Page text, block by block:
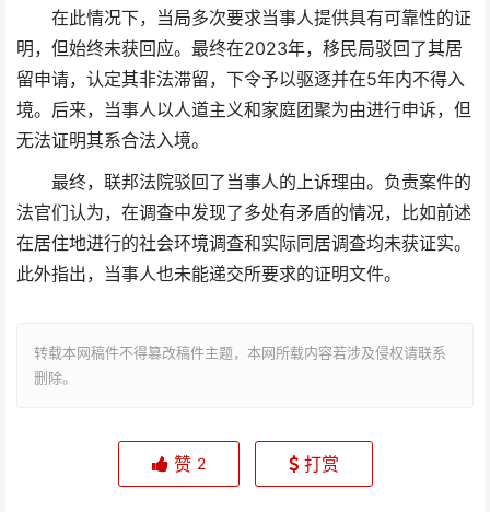
在此情况下，当局多次要求当事人提供具有可靠性的证
明，但始终未获回应。最终在2023年，移民局驳回了其居
留申请，认定其非法滞留，下令予以驱逐并在5年内不得入
境。后来，当事人以人道主义和家庭团聚为由进行申诉，但
无法证明其系合法入境。
最终，联邦法院驳回了当事人的上诉理由。负责案件的
法官们认为，在调查中发现了多处有矛盾的情况，比如前述
在居住地进行的社会环境调查和实际同居调查均未获证实。
此外指出，当事人也未能递交所要求的证明文件。
转载本网稿件不得篡改稿件主题，本网所载内容若涉及侵权请联系
删除。
赞 2 打赏